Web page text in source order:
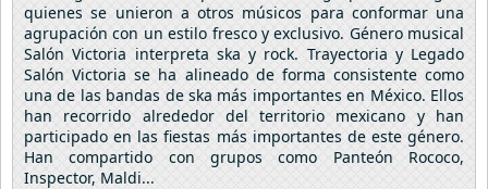
quienes se unieron a otros músicos para conformar una
agrupación con un estilo fresco y exclusivo. Género musical
Salón Victoria interpreta ska y rock. Trayectoria y Legado
Salón Victoria se ha alineado de forma consistente como
una de las bandas de ska más importantes en México. Ellos
han recorrido alrededor del territorio mexicano y han
participado en las fiestas más importantes de este género.
Han compartido con grupos como Panteón Rococo,
Inspector, Maldi...